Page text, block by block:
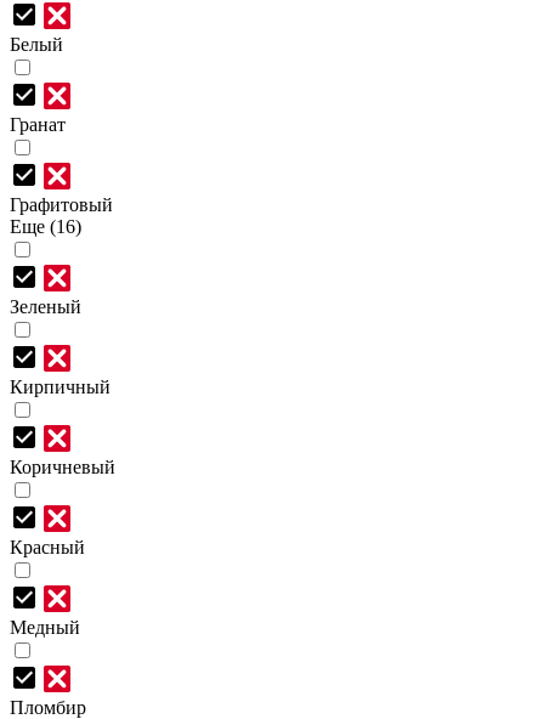
Белый
Гранат
Графитовый
Еще (16)
Зеленый
Кирпичный
Коричневый
Красный
Медный
Пломбир